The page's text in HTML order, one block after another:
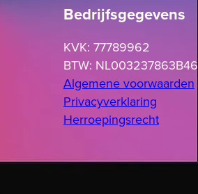
Bedrijfsgegevens
KVK: 77789962
BTW: NL003237863B46
Algemene voorwaarden
Privacyverklaring
Herroepingsrecht